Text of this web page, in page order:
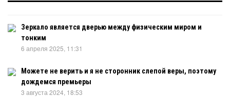
Зеркало является дверью между физическим миром и
тонким
6 апреля 2025, 11:31
Можете не верить и я не сторонник слепой веры, поэтому
дождемся премьеры
3 августа 2024, 18:53